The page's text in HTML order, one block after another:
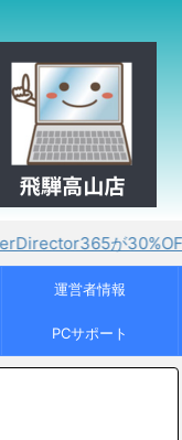
30%OFF！
運営者情報
PCサポート